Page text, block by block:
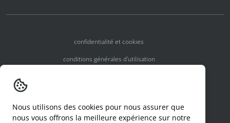
confidentialité et cookies
conditions générales d'utilisation
declaration d'un incident
Nous utilisons des cookies pour nous assurer que
nous vous offrons la meilleure expérience sur notre